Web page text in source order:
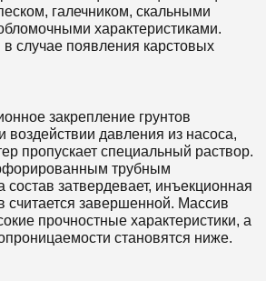
галечником, скальными
характеристиками.
случае появления карстовых
закрепление грунтов
воздействии давления из насоса,
пропускает специальный раствор.
трубным
состав затвердевает, инъекционная
считается завершенной. Массив
прочностные характеристики, а
становятся ниже.